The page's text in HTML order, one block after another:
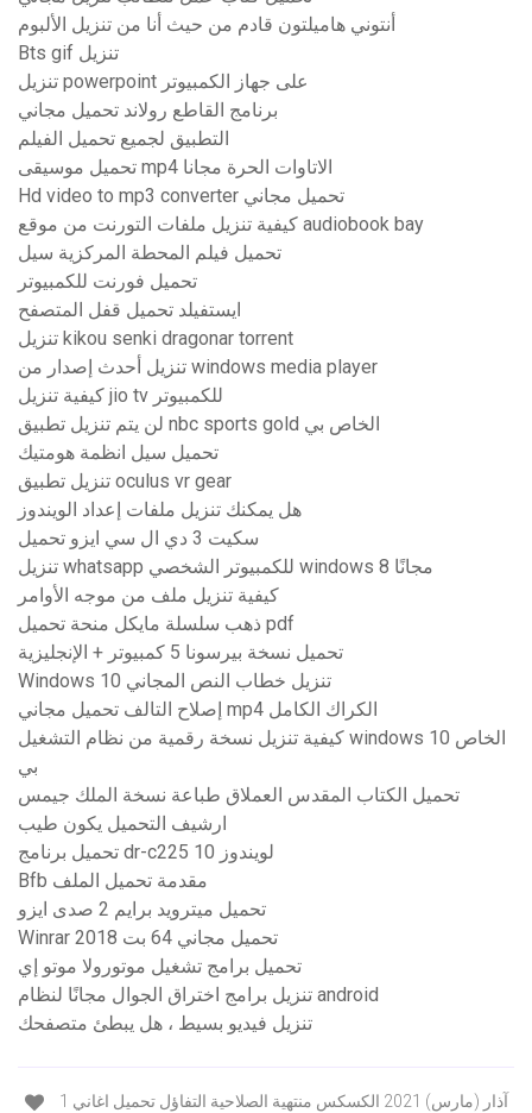
أنتوني هاميلتون قادم من حيث أنا من تنزيل الألبوم
Bts gif تنزيل
تنزيل powerpoint على جهاز الكمبيوتر
برنامج القاطع رولاند تحميل مجاني
التطبيق لجميع تحميل الفيلم
تحميل موسيقى mp4 الاتاوات الحرة مجانا
Hd video to mp3 converter تحميل مجاني
كيفية تنزيل ملفات التورنت من موقع audiobook bay
تحميل فيلم المحطة المركزية سيل
تحميل فورنت للكمبيوتر
ايستفيلد تحميل قفل المتصفح
تنزيل kikou senki dragonar torrent
تنزيل أحدث إصدار من windows media player
كيفية تنزيل jio tv للكمبيوتر
لن يتم تنزيل تطبيق nbc sports gold الخاص بي
تحميل سيل انظمة هومتيك
تنزيل تطبيق oculus vr gear
هل يمكنك تنزيل ملفات إعداد الويندوز
سكيت 3 دي ال سي ايزو تحميل
تنزيل whatsapp للكمبيوتر الشخصي windows 8 مجانًا
كيفية تنزيل ملف من موجه الأوامر
ذهب سلسلة مايكل منحة تحميل pdf
تحميل نسخة بيرسونا 5 كمبيوتر + الإنجليزية
Windows 10 تنزيل خطاب النص المجاني
إصلاح التالف تحميل مجاني mp4 الكراك الكامل
كيفية تنزيل نسخة رقمية من نظام التشغيل windows 10 الخاص
بي
تحميل الكتاب المقدس العملاق طباعة نسخة الملك جيمس
ارشيف التحميل يكون طيب
تحميل برنامج dr-c225 لويندوز 10
Bfb مقدمة تحميل الملف
تحميل ميترويد برايم 2 صدى ايزو
Winrar تحميل مجاني 64 بت 2018
تحميل برامج تشغيل موتورولا موتو إي
تنزيل برامج اختراق الجوال مجانًا لنظام android
تنزيل فيديو بسيط ، هل يبطئ متصفحك
1 آذار (مارس) 2021 الكسكس منتهية الصلاحية التفاؤل تحميل اغاني